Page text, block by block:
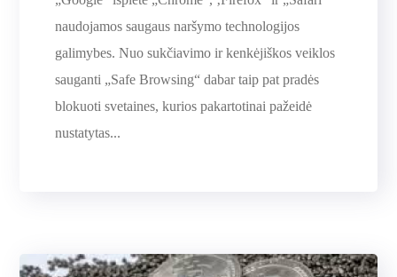
naudojamos saugaus naršymo technologijos
galimybes. Nuo sukčiavimo ir kenkėjiškos veiklos
sauganti „Safe Browsing“ dabar taip pat pradės
blokuoti svetaines, kurios pakartotinai pažeidė
nustatytas...